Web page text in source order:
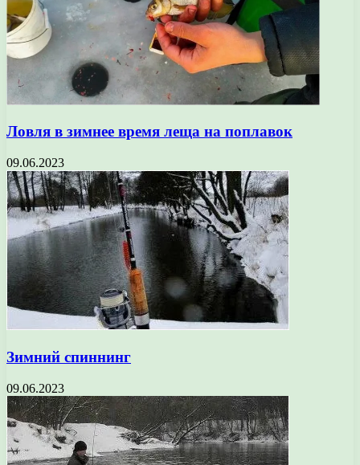
Ловля в зимнее время леща на поплавок
09.06.2023
Зимний спиннинг
09.06.2023